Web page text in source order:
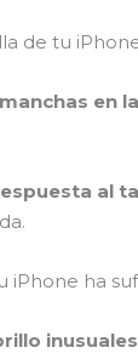
de tu
en
al
iPhone ha